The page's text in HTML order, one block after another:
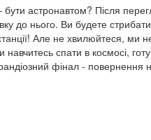
астронавтом? Після
до нього. Ви будете
Але не хвилюйтеся,
спати в космосі,
фінал -